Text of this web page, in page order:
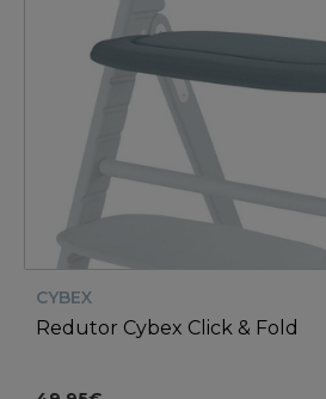
CYBEX
Redutor Cybex Click & Fold